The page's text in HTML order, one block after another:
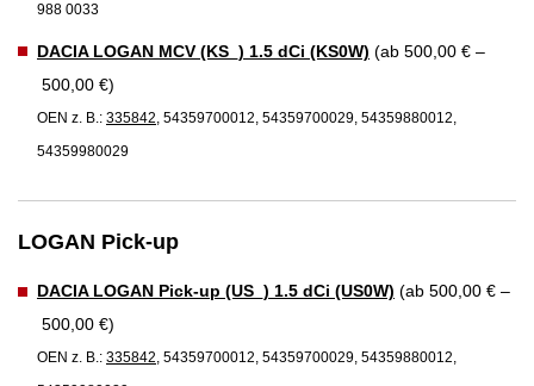
988 0033
DACIA LOGAN MCV (KS_) 1.5 dCi (KS0W) (ab 500,00 € –
500,00 €)
OEN z. B.: 335842, 54359700012, 54359700029, 54359880012,
54359980029
LOGAN Pick-up
DACIA LOGAN Pick-up (US_) 1.5 dCi (US0W) (ab 500,00 € –
500,00 €)
OEN z. B.: 335842, 54359700012, 54359700029, 54359880012,